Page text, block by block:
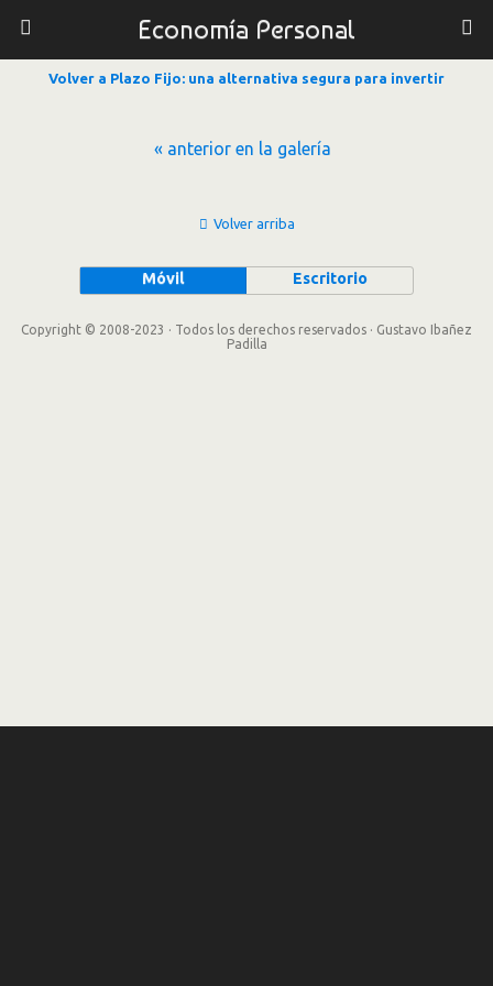
Economía Personal
Volver a Plazo Fijo: una alternativa segura para invertir
« anterior en la galería
Volver arriba
Móvil Escritorio
Copyright © 2008-2023 · Todos los derechos reservados · Gustavo Ibañez
Padilla